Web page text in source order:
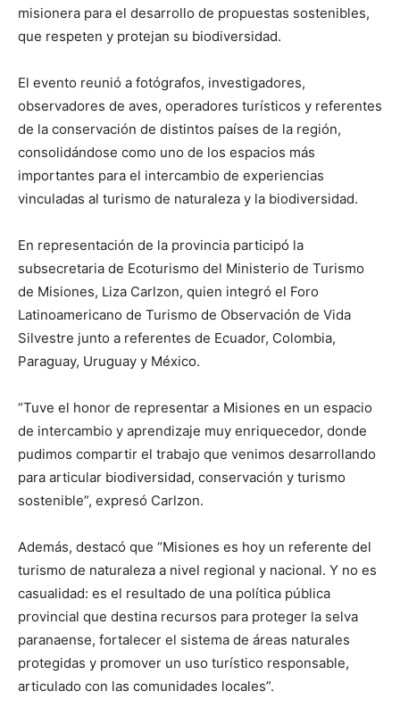
misionera para el desarrollo de propuestas sostenibles,
que respeten y protejan su biodiversidad.
El evento reunió a fotógrafos, investigadores,
observadores de aves, operadores turísticos y referentes
de la conservación de distintos países de la región,
consolidándose como uno de los espacios más
importantes para el intercambio de experiencias
vinculadas al turismo de naturaleza y la biodiversidad.
En representación de la provincia participó la
subsecretaria de Ecoturismo del Ministerio de Turismo
de Misiones, Liza Carlzon, quien integró el Foro
Latinoamericano de Turismo de Observación de Vida
Silvestre junto a referentes de Ecuador, Colombia,
Paraguay, Uruguay y México.
“Tuve el honor de representar a Misiones en un espacio
de intercambio y aprendizaje muy enriquecedor, donde
pudimos compartir el trabajo que venimos desarrollando
para articular biodiversidad, conservación y turismo
sostenible”, expresó Carlzon.
Además, destacó que “Misiones es hoy un referente del
turismo de naturaleza a nivel regional y nacional. Y no es
casualidad: es el resultado de una política pública
provincial que destina recursos para proteger la selva
paranaense, fortalecer el sistema de áreas naturales
protegidas y promover un uso turístico responsable,
articulado con las comunidades locales”.